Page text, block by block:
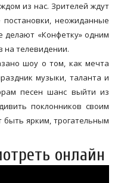
из нас. Зрителей ждут
неожиданные
делают «Конфетку» одним
на телевидении.
шоу о том, как мечта
музыки, таланта и
песен шанс выйти из
поклонников своим
ярким, трогательным
онлайн